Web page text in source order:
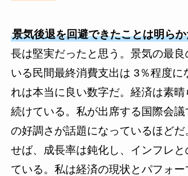
景気後退を回避できたことは明ら
長は堅実だったと思う。景気の最良
いる民間最終消費支出は 3％程度に
れは本当に良い数字だ。経済は素晴
続けている。私が出席する国際会議
の好調さが話題になっているほど
せば、成長率は鈍化し、インフレと
ている。私は経済の現状とパフォ